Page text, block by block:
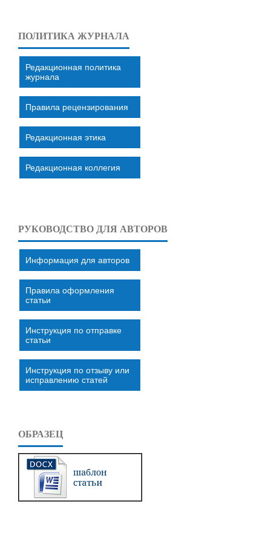
ПОЛИТИКА ЖУРНАЛА
Редакционная политика
журнала
Правила рецензирования
Редакционная этика
Редакционная коллегия
РУКОВОДСТВО ДЛЯ АВТОРОВ
Информация для авторов
Правила оформления
статьи
Инструкция по отправке
статьи
Инструкция по отзыву или
исправлению статей
ОБРАЗЕЦ